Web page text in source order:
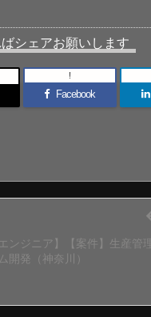
シェアお願いします
Facebook
!
エンジニア】【案件】生産管
開発（神奈川）